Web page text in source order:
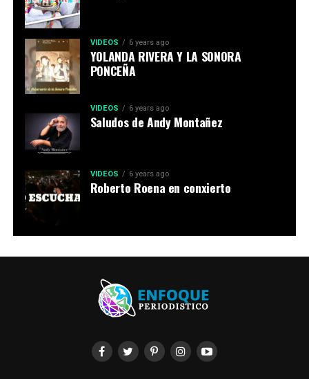
VIDEOS 6 years ago
YOLANDA RIVERA Y LA SONORA
PONCEÑA
VIDEOS 6 years ago
Saludos de Andy Montañez
VIDEOS 6 years ago
Roberto Roena en conxierto